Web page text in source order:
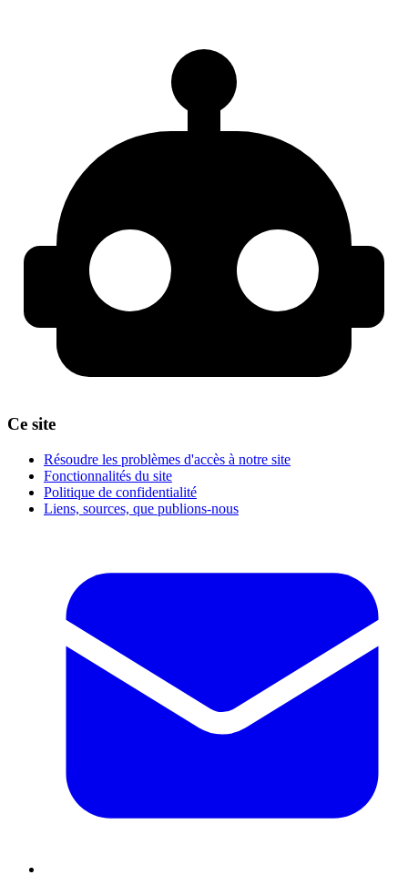
Ce site
Résoudre les problèmes d'accès à notre site
Fonctionnalités du site
Politique de confidentialité
Liens, sources, que publions-nous